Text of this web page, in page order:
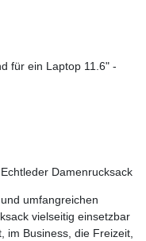
für ein Laptop 11.6" -
Damenrucksack
umfangreichen
vielseitig einsetzbar
im Business, die Freizeit,